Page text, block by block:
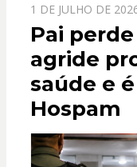
PPOSTADO
EM
1 DE JULHO DE
Pai
agride
saúde e
Hospam